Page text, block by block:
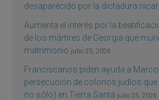
desaparecido por la dictadura
Aumenta el interés por la
de los mártires de Georgia que
matrimonio julio 25, 2026
Franciscanos piden ayuda a
persecución de colonos judíos
no sólo) en Tierra Santa julio 25, 2026